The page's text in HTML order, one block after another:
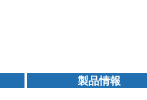
製品情報